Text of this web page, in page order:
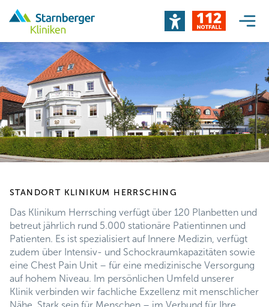
STANDORT KLINIKUM HERRSCHING
Das Klinikum Herrsching verfügt über 120 Planbetten und
betreut jährlich rund 5.000 stationäre Patientinnen und
Patienten. Es ist spezialisiert auf Innere Medizin, verfügt
zudem über Intensiv- und Schockraumkapazitäten sowie
eine Chest Pain Unit – für eine medizinische Versorgung
auf hohem Niveau. Im persönlichen Umfeld unserer
Klinik verbinden wir fachliche Exzellenz mit menschlicher